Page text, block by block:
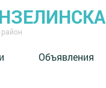
Объявления